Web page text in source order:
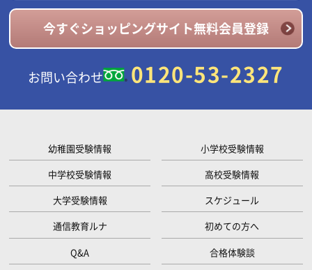
今すぐショッピングサイト無料会員登録
お問い合わせ 0120-53-2327
幼稚園受験情報
小学校受験情報
中学校受験情報
高校受験情報
大学受験情報
スケジュール
通信教育ルナ
初めての方へ
Q&A
合格体験談